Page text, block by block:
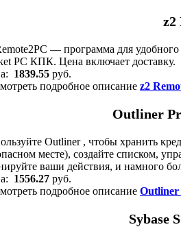
z2
— программа для
PC КПК. Цена включает доставку.
1839.55 руб.
подробное описание z2
Outliner
Outliner , чтобы хранить
месте), создайте списком,
ваши действия, и намного
1556.27 руб.
подробное описание Outliner
Sybase